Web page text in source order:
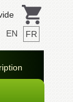
EN FR